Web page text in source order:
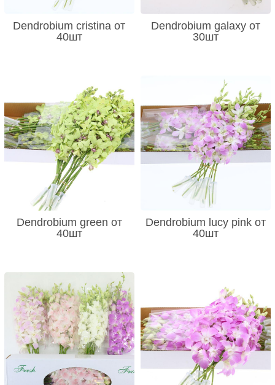
Dendrobium cristina от
40шт
Dendrobium galaxy от
30шт
Dendrobium green от
40шт
Dendrobium lucy pink от
40шт